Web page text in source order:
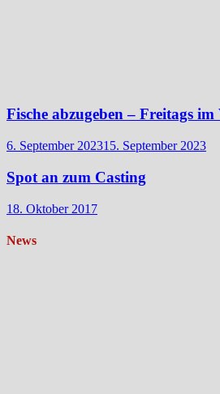
Fische abzugeben – Freitags
6. September 202315. September 2023
Spot an zum Casting
18. Oktober 2017
News